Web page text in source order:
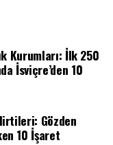
Kurumları: İlk 250
İsviçre’den 10
Gözden
10 İşaret